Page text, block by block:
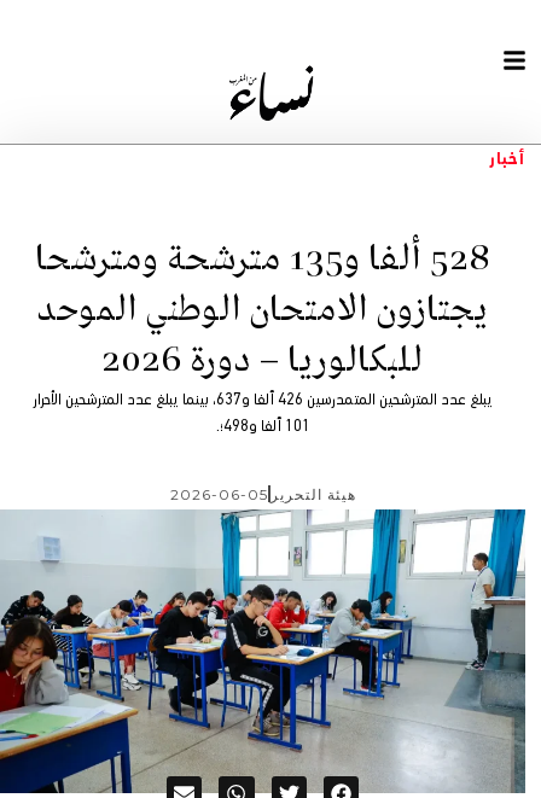
أخبار
528 ألفا و135 مترشحة ومترشحا
يجتازون الامتحان الوطني الموحد
للبكالوريا – دورة 2026
يبلغ عدد المترشحين المتمدرسين 426 ألفا و637، بينما يبلغ عدد المترشحين الأحرار
101 ألفا و498؛.
هيئة التحرير 2026-06-05